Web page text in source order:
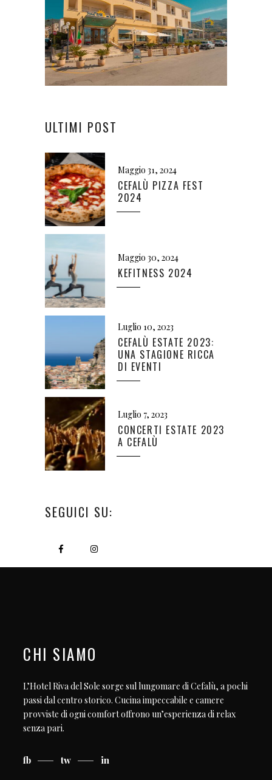
ULTIMI POST
Maggio 31, 2024
CEFALÙ PIZZA FEST
2024
Maggio 30, 2024
KEFITNESS 2024
Luglio 10, 2023
CEFALÙ ESTATE 2023:
UNA STAGIONE RICCA
DI EVENTI
Luglio 7, 2023
CONCERTI ESTATE 2023
A CEFALÙ
SEGUICI SU:
CHI SIAMO
L’Hotel Riva del Sole sorge sul lungomare di Cefalù, a pochi
passi dal centro storico. Cucina impeccabile e camere
provviste di ogni comfort offrono un’esperienza di relax
senza pari.
fb tw in